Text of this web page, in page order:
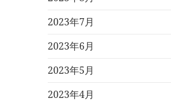
2023年7月
2023年6月
2023年5月
2023年4月